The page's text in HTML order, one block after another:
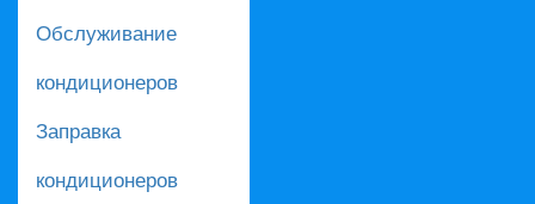
Обслуживание
кондиционеров
Заправка
кондиционеров